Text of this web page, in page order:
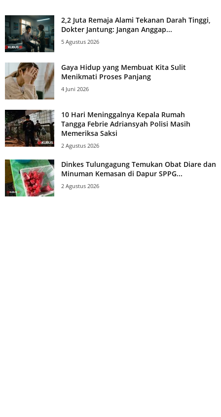
2,2 Juta Remaja Alami Tekanan Darah Tinggi,
Dokter Jantung: Jangan Anggap...
5 Agustus 2026
Gaya Hidup yang Membuat Kita Sulit
Menikmati Proses Panjang
4 Juni 2026
10 Hari Meninggalnya Kepala Rumah
Tangga Febrie Adriansyah Polisi Masih
Memeriksa Saksi
2 Agustus 2026
Dinkes Tulungagung Temukan Obat Diare dan
Minuman Kemasan di Dapur SPPG...
2 Agustus 2026